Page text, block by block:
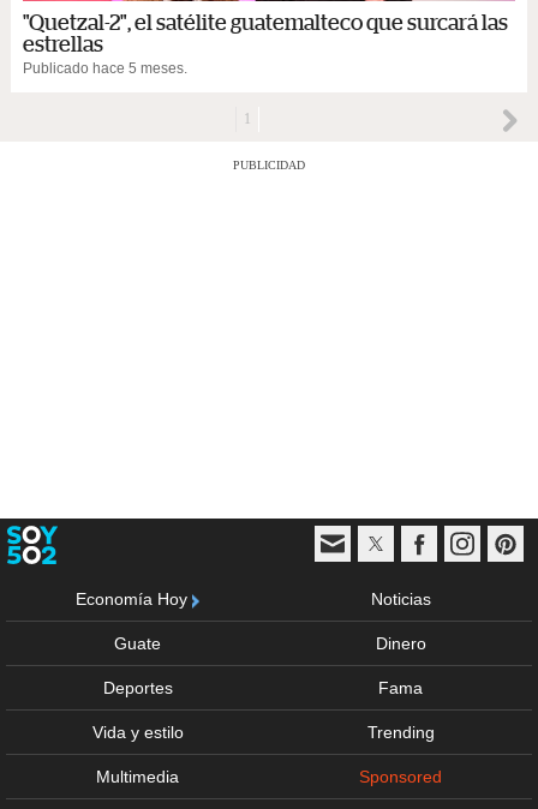
"Quetzal-2", el satélite guatemalteco que surcará las
estrellas
Publicado hace 5 meses.
1
PUBLICIDAD
Economía Hoy Noticias
Guate Dinero
Deportes Fama
Vida y estilo Trending
Multimedia Sponsored